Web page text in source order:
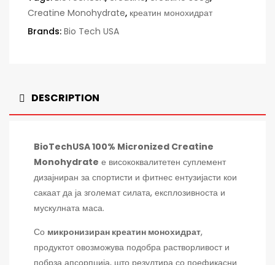
Creatine Monohydrate, креатин монохидрат
Brands: Bio Tech USA
DESCRIPTION
BioTechUSA 100% Micronized Creatine
Monohydrate е висококвалитетен суплемент
дизајниран за спортисти и фитнес ентузијасти кои
сакаат да ја зголемат силата, експлозивноста и
мускулната маса.
Со микронизиран креатин монохидрат,
продуктот овозможува подобра растворливост и
побрза апсорпција, што резултира со поефикасни